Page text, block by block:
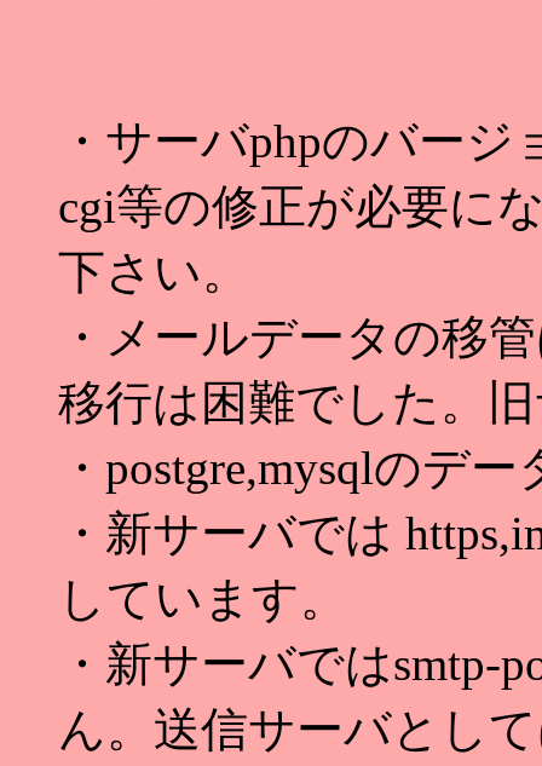
・サーバphpのバー
cgi等の修正が必要に
下さい。
・メールデータの移
移行は困難でした。
・postgre,mysqlのデ
・新サーバでは
しています。
・新サーバではsmtp-
ん。送信サーバとし